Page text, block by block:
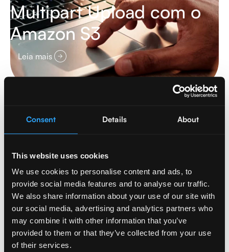
Consent Details About
This website uses cookies
We use cookies to personalise content and ads, to
provide social media features and to analyse our traffic.
We also share information about your use of our site with
our social media, advertising and analytics partners who
may combine it with other information that you’ve
provided to them or that they’ve collected from your use
of their services.
Multipart Upload com o
Amazon S3
Leia mais